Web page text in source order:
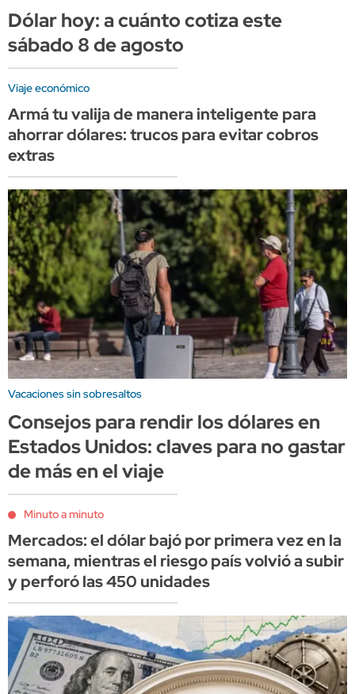
Dólar hoy: a cuánto cotiza este
sábado 8 de agosto
Viaje económico
Armá tu valija de manera inteligente para
ahorrar dólares: trucos para evitar cobros
extras
Vacaciones sin sobresaltos
Consejos para rendir los dólares en
Estados Unidos: claves para no gastar
de más en el viaje
Minuto a minuto
Mercados: el dólar bajó por primera vez en la
semana, mientras el riesgo país volvió a subir
y perforó las 450 unidades